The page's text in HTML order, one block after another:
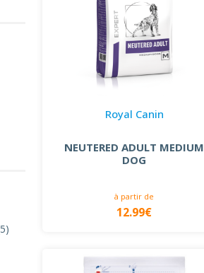
Royal Canin
NEUTERED ADULT MEDIUM
DOG
à partir de
12.99€